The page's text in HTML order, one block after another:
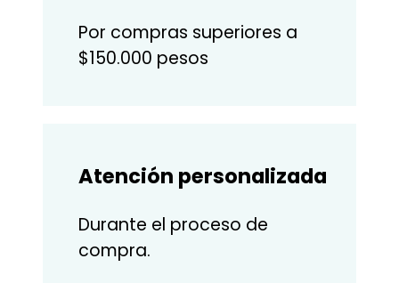
Por compras superiores a
$150.000 pesos
Atención personalizada
Durante el proceso de
compra.